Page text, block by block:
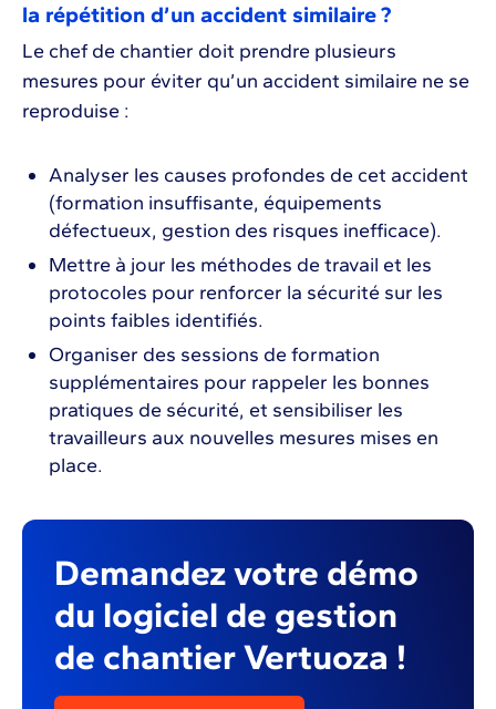
la répétition d’un accident similaire ?
Le chef de chantier doit prendre plusieurs
mesures pour éviter qu’un accident similaire ne se
reproduise :
Analyser les causes profondes de cet accident
(formation insuffisante, équipements
défectueux, gestion des risques inefficace).
Mettre à jour les méthodes de travail et les
protocoles pour renforcer la sécurité sur les
points faibles identifiés.
Organiser des sessions de formation
supplémentaires pour rappeler les bonnes
pratiques de sécurité, et sensibiliser les
travailleurs aux nouvelles mesures mises en
place.
Demandez votre démo
du logiciel de gestion
de chantier Vertuoza !